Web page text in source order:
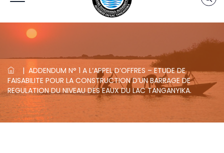
| ADDENDUM N° 1 A L’APPEL D’OFFRES – ETUDE DE
FAISABILITE POUR LA CONSTRUCTION D’UN BARRAGE DE
REGULATION DU NIVEAU DES EAUX DU LAC TANGANYIKA.